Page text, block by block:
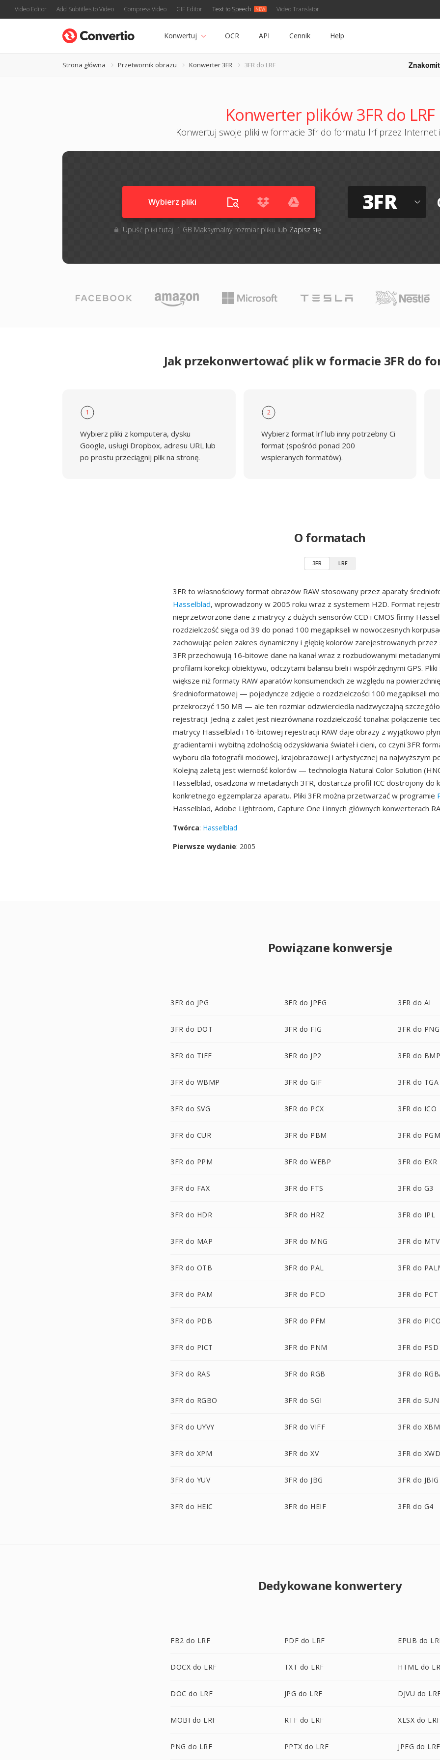
Video Editor Add Subtitles to Video Compress Video GIF Editor Text to Speech Video Translator
Konwertuj OCR API Cennik Help
Strona główna Przetwornik obrazu Konwerter 3FR 3FR do LRF
Konwerter plików 3FR do LRF
Konwertuj swoje pliki w formacie 3fr do formatu lrf przez Internet
Wybierz pliki
Upuść pliki tutaj. 1 GB Maksymalny rozmiar pliku lub Zapisz się
3FR
Jak przekonwertować plik w formacie 3FR do
1
Wybierz pliki z komputera, dysku
Google, usługi Dropbox, adresu URL lub
po prostu przeciągnij plik na stronę.
2
Wybierz format lrf lub inny potrzebny Ci
format (spośród ponad 200
wspieranych formatów).
O formatach
3FR LRF
3FR to własnościowy format obrazów RAW stosowany przez aparaty
Hasselblad, wprowadzony w 2005 roku wraz z systemem H2D. Format
nieprzetworzone dane z matrycy z dużych sensorów CCD i CMOS firmy
rozdzielczość sięga od 39 do ponad 100 megapikseli w nowoczesnych
zachowując pełen zakres dynamiczny i głębię kolorów zarejestrowanych
3FR przechowują 16-bitowe dane na kanał wraz z rozbudowanymi
profilami korekcji obiektywu, odczytami balansu bieli i współrzędnymi GPS. Pliki
większe niż formaty RAW aparatów konsumenckich ze względu na
średnioformatowej — pojedyncze zdjęcie o rozdzielczości 100 megapikseli
przekroczyć 150 MB — ale ten rozmiar odzwierciedla nadzwyczajną
rejestracji. Jedną z zalet jest niezrównana rozdzielczość tonalna: połączenie
matrycy Hasselblad i 16-bitowej rejestracji RAW daje obrazy z wyjątkowo
gradientami i wybitną zdolnością odzyskiwania świateł i cieni, co czyni 3FR
wyboru dla fotografii modowej, krajobrazowej i artystycznej na najwyższym
Kolejną zaletą jest wierność kolorów — technologia Natural Color Solution
Hasselblad, osadzona w metadanych 3FR, dostarcza profil ICC dostrojony do
konkretnego egzemplarza aparatu. Pliki 3FR można przetwarzać w programie
Hasselblad, Adobe Lightroom, Capture One i innych głównych konwerterach
Twórca: Hasselblad
Pierwsze wydanie: 2005
Powiązane konwersje
3FR do JPG 3FR do JPEG 3FR do AI
3FR do DOT 3FR do FIG 3FR do PNG
3FR do TIFF 3FR do JP2 3FR do
3FR do WBMP 3FR do GIF 3FR do TGA
3FR do SVG 3FR do PCX 3FR do ICO
3FR do CUR 3FR do PBM 3FR do
3FR do PPM 3FR do WEBP 3FR do EXR
3FR do FAX 3FR do FTS 3FR do G3
3FR do HDR 3FR do HRZ 3FR do IPL
3FR do MAP 3FR do MNG 3FR do MTV
3FR do OTB 3FR do PAL 3FR do
3FR do PAM 3FR do PCD 3FR do PCT
3FR do PDB 3FR do PFM 3FR do
3FR do PICT 3FR do PNM 3FR do PSD
3FR do RAS 3FR do RGB 3FR do
3FR do RGBO 3FR do SGI 3FR do SUN
3FR do UYVY 3FR do VIFF 3FR do XBM
3FR do XPM 3FR do XV 3FR do
3FR do YUV 3FR do JBG 3FR do JBIG
3FR do HEIC 3FR do HEIF 3FR do G4
Dedykowane konwertery
FB2 do LRF PDF do LRF EPUB do
DOCX do LRF TXT do LRF HTML do
DOC do LRF JPG do LRF DJVU do
MOBI do LRF RTF do LRF XLSX do
PNG do LRF PPTX do LRF JPEG do LRF